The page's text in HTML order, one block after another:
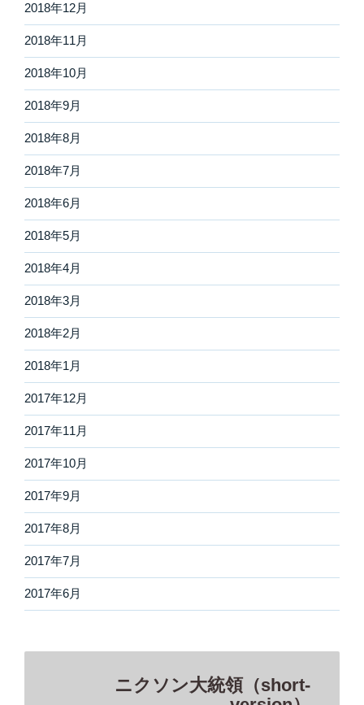
2018年12月
2018年11月
2018年10月
2018年9月
2018年8月
2018年7月
2018年6月
2018年5月
2018年4月
2018年3月
2018年2月
2018年1月
2017年12月
2017年11月
2017年10月
2017年9月
2017年8月
2017年7月
2017年6月
ニクソン大統領（short-